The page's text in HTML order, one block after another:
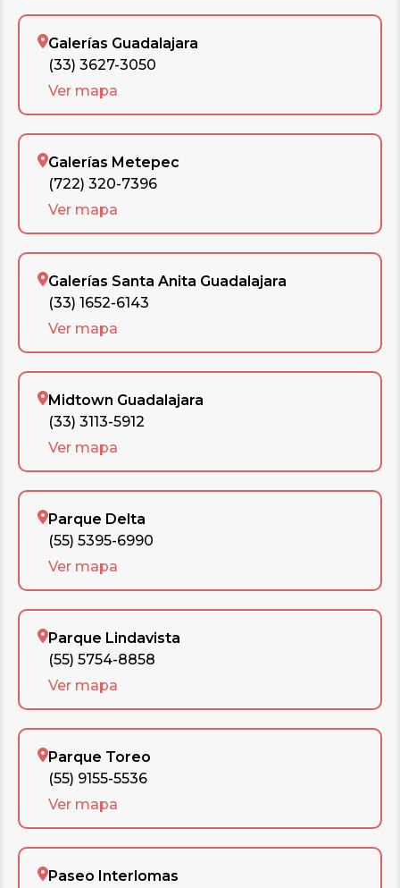
Galerías Guadalajara
(33) 3627-3050
Ver mapa
Galerías Metepec
(722) 320-7396
Ver mapa
Galerías Santa Anita Guadalajara
(33) 1652-6143
Ver mapa
Midtown Guadalajara
(33) 3113-5912
Ver mapa
Parque Delta
(55) 5395-6990
Ver mapa
Parque Lindavista
(55) 5754-8858
Ver mapa
Parque Toreo
(55) 9155-5536
Ver mapa
Paseo Interlomas